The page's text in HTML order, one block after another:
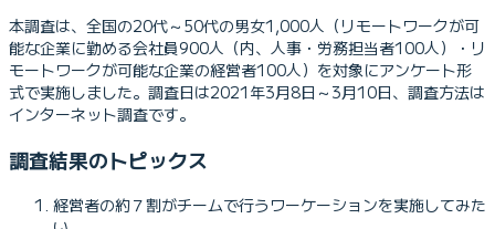
本調査は、全国の20代～50代の男女1,000人（リモートワークが可
能な企業に勤める会社員900人（内、人事・労務担当者100人）・リ
モートワークが可能な企業の経営者100人）を対象にアンケート形
式で実施しました。調査日は2021年3月8日～3月10日、調査方法は
インターネット調査です。
調査結果のトピックス
経営者の約７割がチームで行うワーケーションを実施してみた